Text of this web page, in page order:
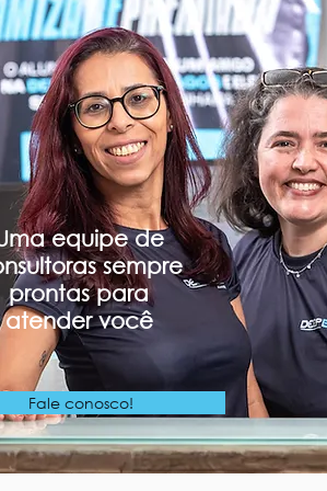
equipe de
sempre
prontas para
atender você
Fale conosco!